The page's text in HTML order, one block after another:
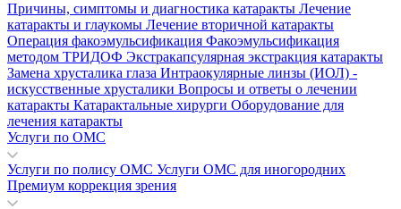
Причины, симптомы и диагностика катаракты Лечение
катаракты и глаукомы Лечение вторичной катаракты
Операция факоэмульсификация Факоэмульсификация
методом ТРИДОФ Экстракапсулярная экстракция катаракты
Замена хрусталика глаза Интраокулярные линзы (ИОЛ) -
искусственные хрусталики Вопросы и ответы о лечении
катаракты Катарактальные хирурги Оборудование для
лечения катаракты
Услуги по ОМС
Услуги по полису ОМС Услуги ОМС для иногородних
Премиум коррекция зрения